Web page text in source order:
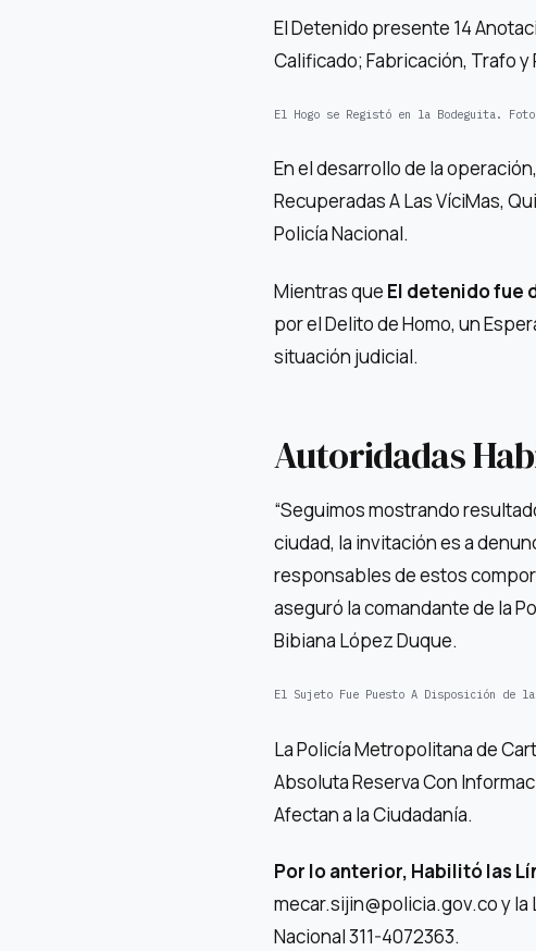
El Detenido presente 14
Calificado; Fabricación, Trafo y
El Hogo se Registó en la Bodeguita.
En el desarrollo de la
Recuperadas A Las VíciMas,
Policía Nacional.
Mientras que El detenido fue
por el Delito de Homo, un
situación judicial.
Autoridadas
“Seguimos mostrando
ciudad, la invitación es a
responsables de estos
aseguró la comandante de la
Bibiana López Duque.
El Sujeto Fue Puesto A Disposición de
La Policía Metropolitana de
Absoluta Reserva Con
Afectan a la Ciudadanía.
Por lo anterior, Habilitó las
mecar.sijin@policia.gov.co y la
Nacional 311-4072363.